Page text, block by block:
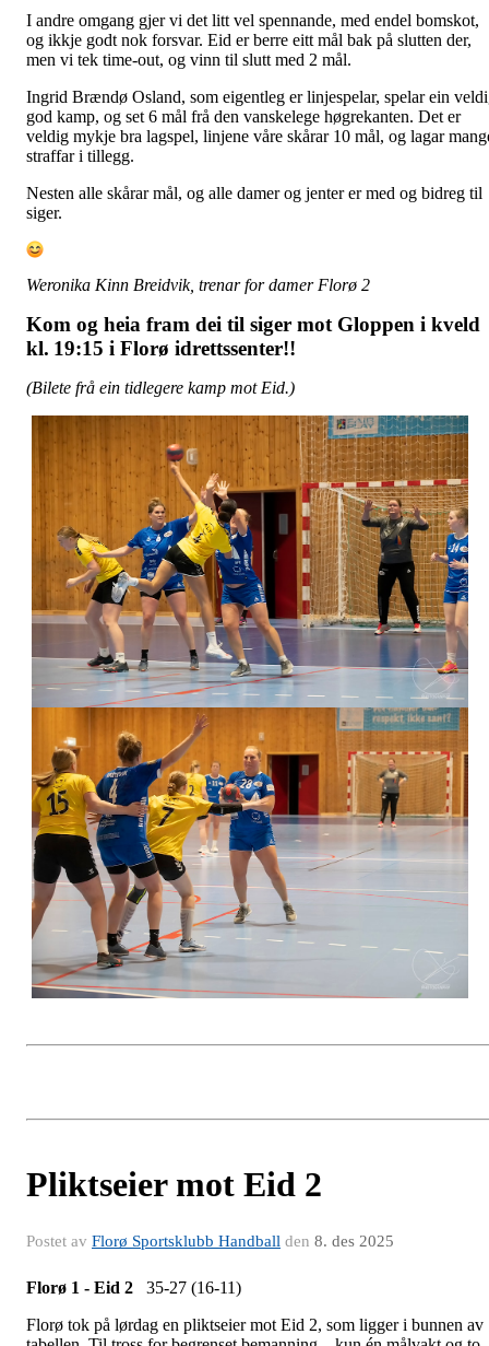
I andre omgang gjer vi det litt vel spennande, med endel bomskot,
og ikkje godt nok forsvar. Eid er berre eitt mål bak på slutten der,
men vi tek time-out, og vinn til slutt med 2 mål.
Ingrid Brændø Osland, som eigentleg er linjespelar, spelar ein
god kamp, og set 6 mål frå den vanskelege høgrekanten. Det er
veldig mykje bra lagspel, linjene våre skårar 10 mål, og lagar
straffar i tillegg.
Nesten alle skårar mål, og alle damer og jenter er med og bidreg til
siger.
Weronika Kinn Breidvik, trenar for damer Florø 2
Kom og heia fram dei til siger mot Gloppen i kveld
kl. 19:15 i Florø idrettssenter!!
(Bilete frå ein tidlegere kamp mot Eid.)
Pliktseier mot Eid 2
Postet av Florø Sportsklubb Handball den 8. des 2025
Florø 1 - Eid 2 35-27 (16-11)
Florø tok på lørdag en pliktseier mot Eid 2, som ligger i bunnen av